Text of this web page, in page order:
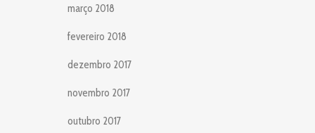
março 2018
fevereiro 2018
dezembro 2017
novembro 2017
outubro 2017